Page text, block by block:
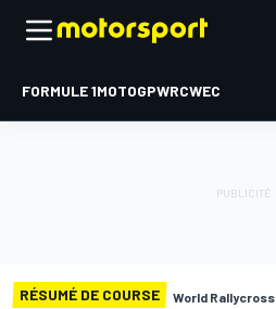
FORMULE 1MOTOGPWRCWEC
RÉSUMÉ DE COURSE World Rallycross